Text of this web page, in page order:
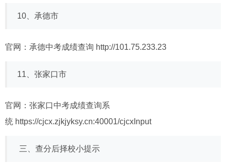
10、承德市
官网：承德中考成绩查询 http://101.75.233.23
11、张家口市
官网：张家口中考成绩查询系
统 https://cjcx.zjkjyksy.cn:40001/cjcxInput
三、查分后择校小提示